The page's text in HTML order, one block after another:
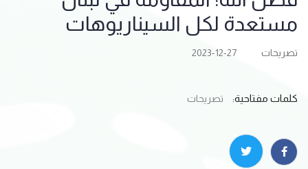
مستعدة لكل السيناريوهات
تصريحات 2023-12-27
كلمات مفتاحية: تصريحات